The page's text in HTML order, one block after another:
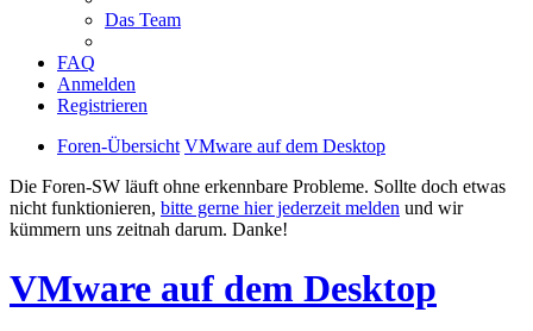
Das Team
FAQ
Anmelden
Registrieren
Foren-Übersicht VMware auf dem Desktop
Die Foren-SW läuft ohne erkennbare Probleme. Sollte doch etwas
nicht funktionieren, bitte gerne hier jederzeit melden und wir
kümmern uns zeitnah darum. Danke!
VMware auf dem Desktop